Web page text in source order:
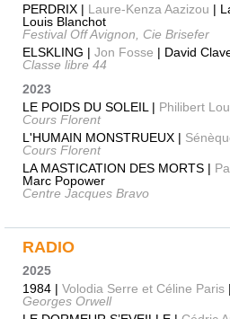
PERDRIX | Laure-Kenza Aazizou |
Louis Blanchot
Festival Off Avignon, Cie Brisefer
ELSKLING | Jon Fosse | David
Classe libre 44
2023
LE POIDS DU SOLEIL | Philibert
Cours Florent
L'HUMAIN MONSTRUEUX |
Cours Florent
LA MASTICATION DES MORTS |
Marc Popower
Centre Jacques Bravo
RADIO
2025
1984 | Volodia Serre et Céline Paris
Georges Orwell